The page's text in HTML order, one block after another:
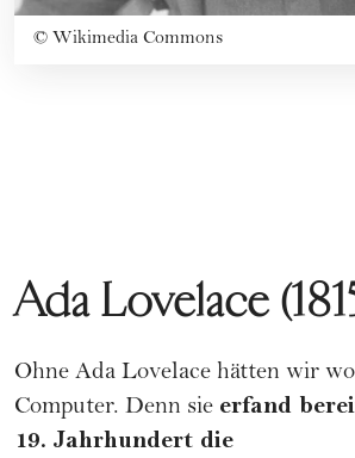
© Wikimedia Commons
Ada Lovelace
Ohne Ada Lovelace hätten wir
Computer. Denn sie erfand
19. Jahrhundert die